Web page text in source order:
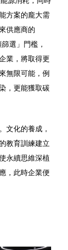
方案的龐大需
供應商的
選」門檻，
業，將取得更
無限可能，例
，更能獲取碳
文化的養成，
教育訓練建立
永續思維深植
，此時企業便